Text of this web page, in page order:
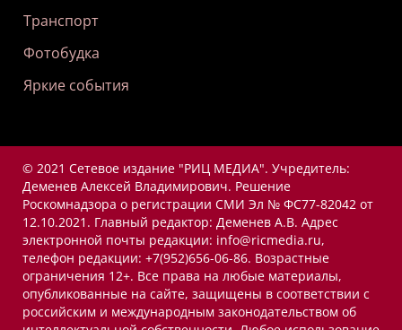
Транспорт
Фотобудка
Яркие события
© 2021 Сетевое издание "РИЦ МЕДИА". Учредитель:
Деменев Алексей Владимирович. Решение
Роскомнадзора о регистрации СМИ Эл № ФС77-82042 от
12.10.2021. Главный редактор: Деменев А.В. Адрес
электронной почты редакции: info@ricmedia.ru,
телефон редакции: +7(952)656-06-86. Возрастные
ограничения 12+. Все права на любые материалы,
опубликованные на сайте, защищены в соответствии с
российским и международным законодательством об